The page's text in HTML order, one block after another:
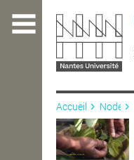
contenu
L'ÉCOLE
Accueil Node